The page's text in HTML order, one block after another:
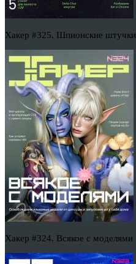
Хакер #325. Шпионские штучки
Хакер #324. Всякое с моделями